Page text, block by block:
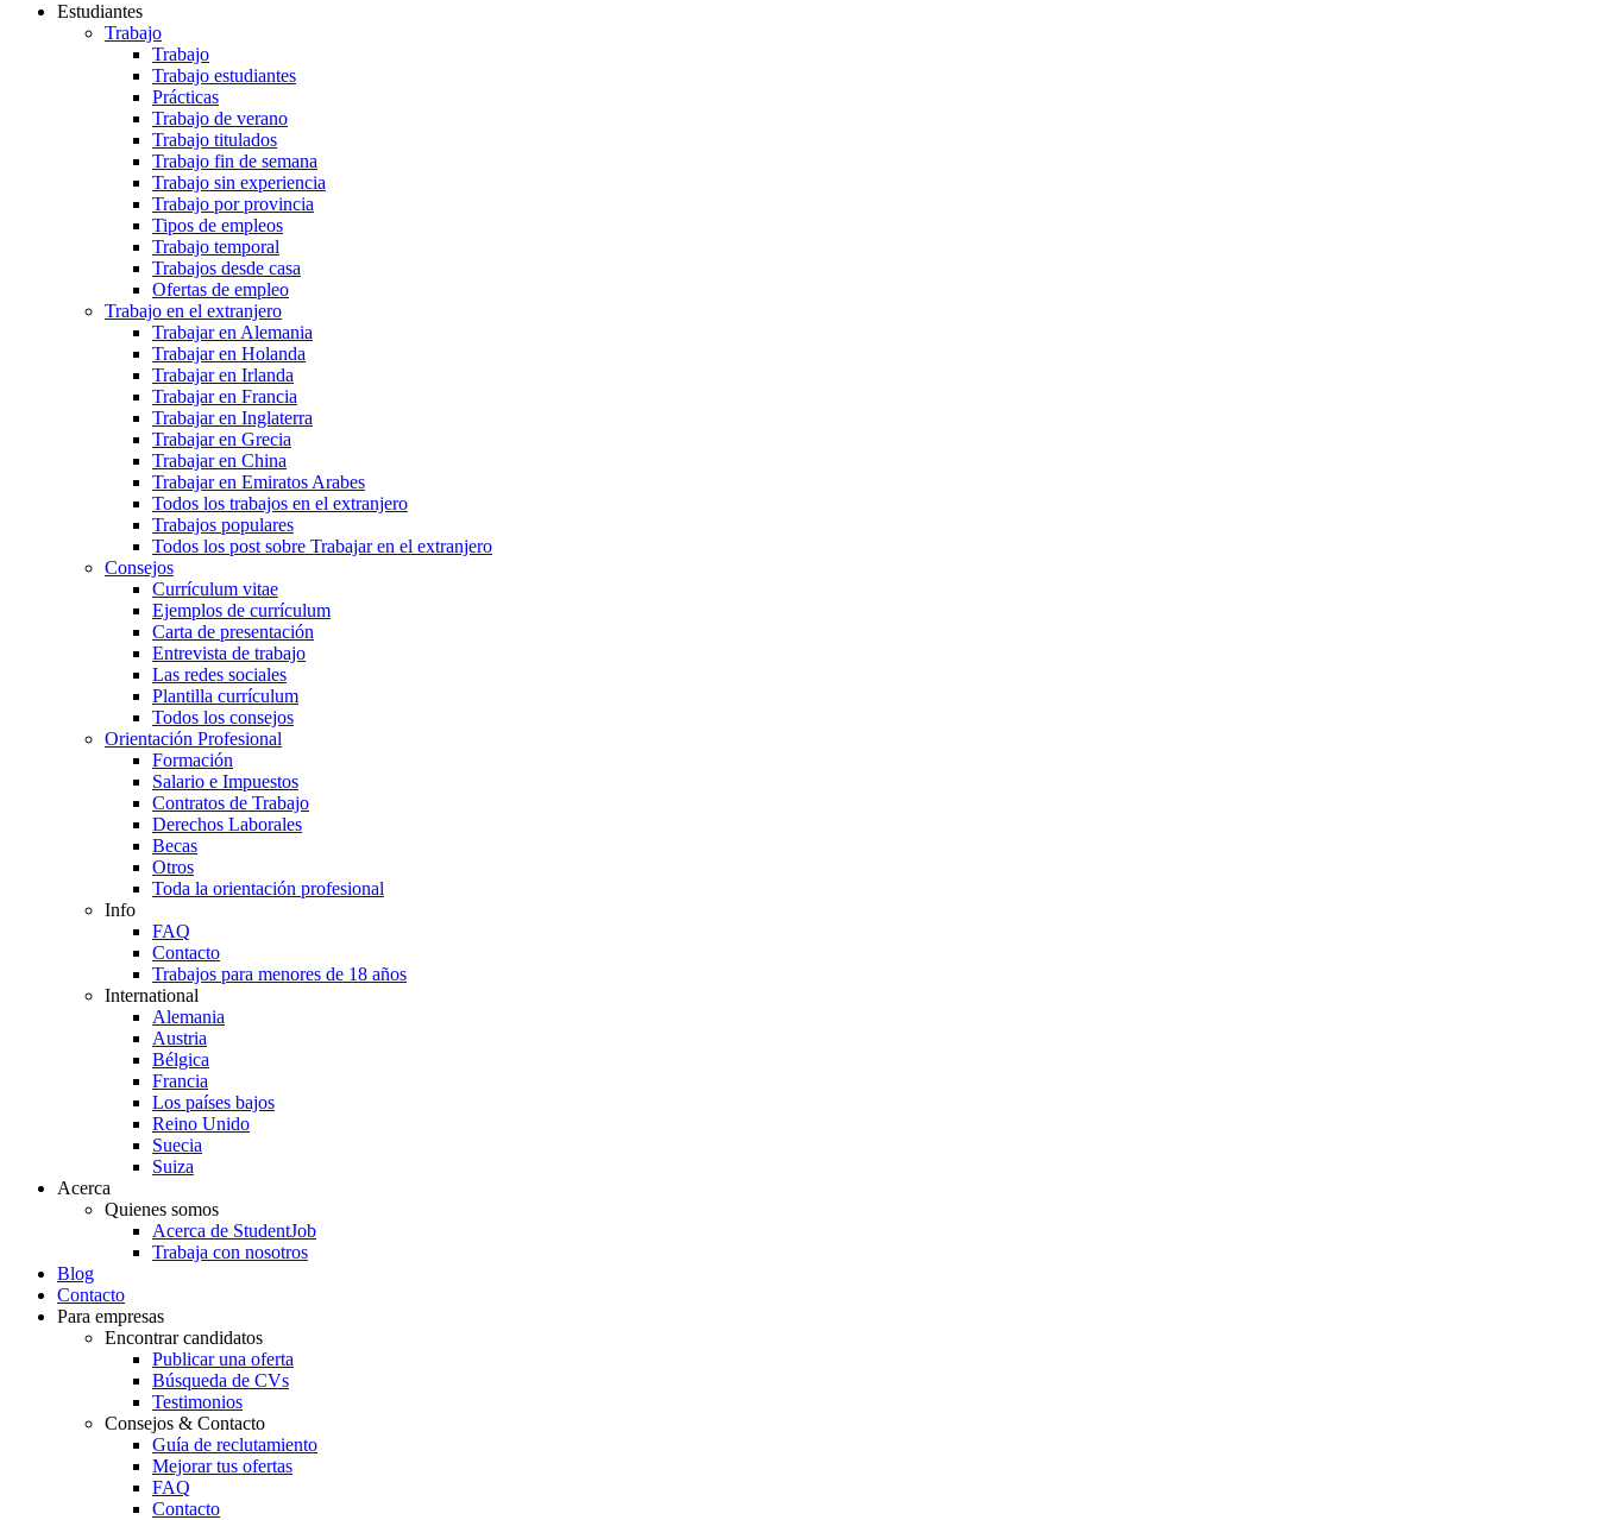
Estudiantes
Trabajo
Trabajo
Trabajo estudiantes
Prácticas
Trabajo de verano
Trabajo titulados
Trabajo fin de semana
Trabajo sin experiencia
Trabajo por provincia
Tipos de empleos
Trabajo temporal
Trabajos desde casa
Ofertas de empleo
Trabajo en el extranjero
Trabajar en Alemania
Trabajar en Holanda
Trabajar en Irlanda
Trabajar en Francia
Trabajar en Inglaterra
Trabajar en Grecia
Trabajar en China
Trabajar en Emiratos Arabes
Todos los trabajos en el extranjero
Trabajos populares
Todos los post sobre Trabajar en el extranjero
Consejos
Currículum vitae
Ejemplos de currículum
Carta de presentación
Entrevista de trabajo
Las redes sociales
Plantilla currículum
Todos los consejos
Orientación Profesional
Formación
Salario e Impuestos
Contratos de Trabajo
Derechos Laborales
Becas
Otros
Toda la orientación profesional
Info
FAQ
Contacto
Trabajos para menores de 18 años
International
Alemania
Austria
Bélgica
Francia
Los países bajos
Reino Unido
Suecia
Suiza
Acerca
Quienes somos
Acerca de StudentJob
Trabaja con nosotros
Blog
Contacto
Para empresas
Encontrar candidatos
Publicar una oferta
Búsqueda de CVs
Testimonios
Consejos & Contacto
Guía de reclutamiento
Mejorar tus ofertas
FAQ
Contacto